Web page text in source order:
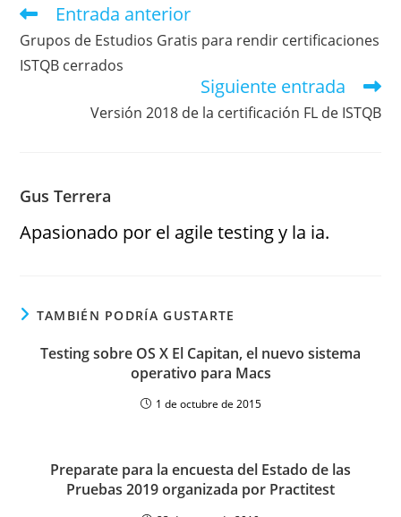
Entrada anterior
Grupos de Estudios Gratis para rendir certificaciones
ISTQB cerrados
Siguiente entrada
Versión 2018 de la certificación FL de ISTQB
Gus Terrera
Apasionado por el agile testing y la ia.
TAMBIÉN PODRÍA GUSTARTE
Testing sobre OS X El Capitan, el nuevo sistema
operativo para Macs
1 de octubre de 2015
Preparate para la encuesta del Estado de las
Pruebas 2019 organizada por Practitest